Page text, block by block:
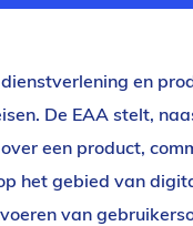
en
De EAA stelt,
een product,
het gebied van
van